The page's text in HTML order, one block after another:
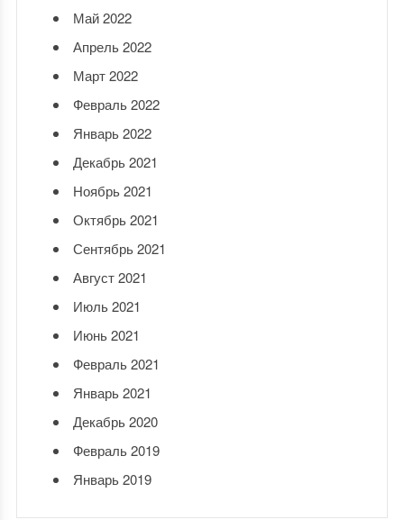
Май 2022
Апрель 2022
Март 2022
Февраль 2022
Январь 2022
Декабрь 2021
Ноябрь 2021
Октябрь 2021
Сентябрь 2021
Август 2021
Июль 2021
Июнь 2021
Февраль 2021
Январь 2021
Декабрь 2020
Февраль 2019
Январь 2019